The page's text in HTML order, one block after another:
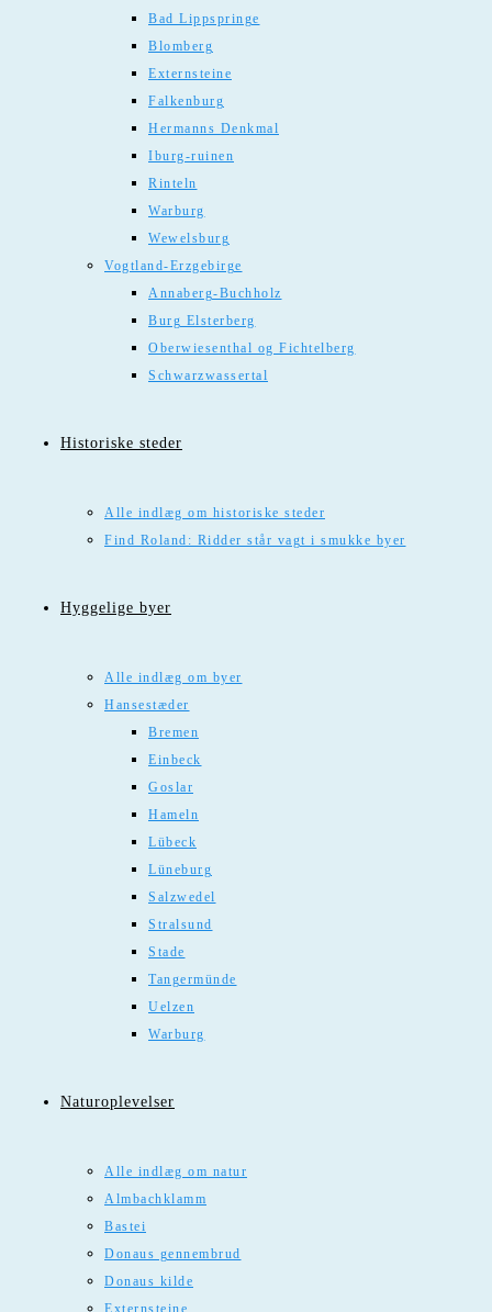
Bad Lippspringe
Blomberg
Externsteine
Falkenburg
Hermanns Denkmal
Iburg-ruinen
Rinteln
Warburg
Wewelsburg
Vogtland-Erzgebirge
Annaberg-Buchholz
Burg Elsterberg
Oberwiesenthal og Fichtelberg
Schwarzwassertal
Historiske steder
Alle indlæg om historiske steder
Find Roland: Ridder står vagt i smukke byer
Hyggelige byer
Alle indlæg om byer
Hansestæder
Bremen
Einbeck
Goslar
Hameln
Lübeck
Lüneburg
Salzwedel
Stralsund
Stade
Tangermünde
Uelzen
Warburg
Naturoplevelser
Alle indlæg om natur
Almbachklamm
Bastei
Donaus gennembrud
Donaus kilde
Externsteine